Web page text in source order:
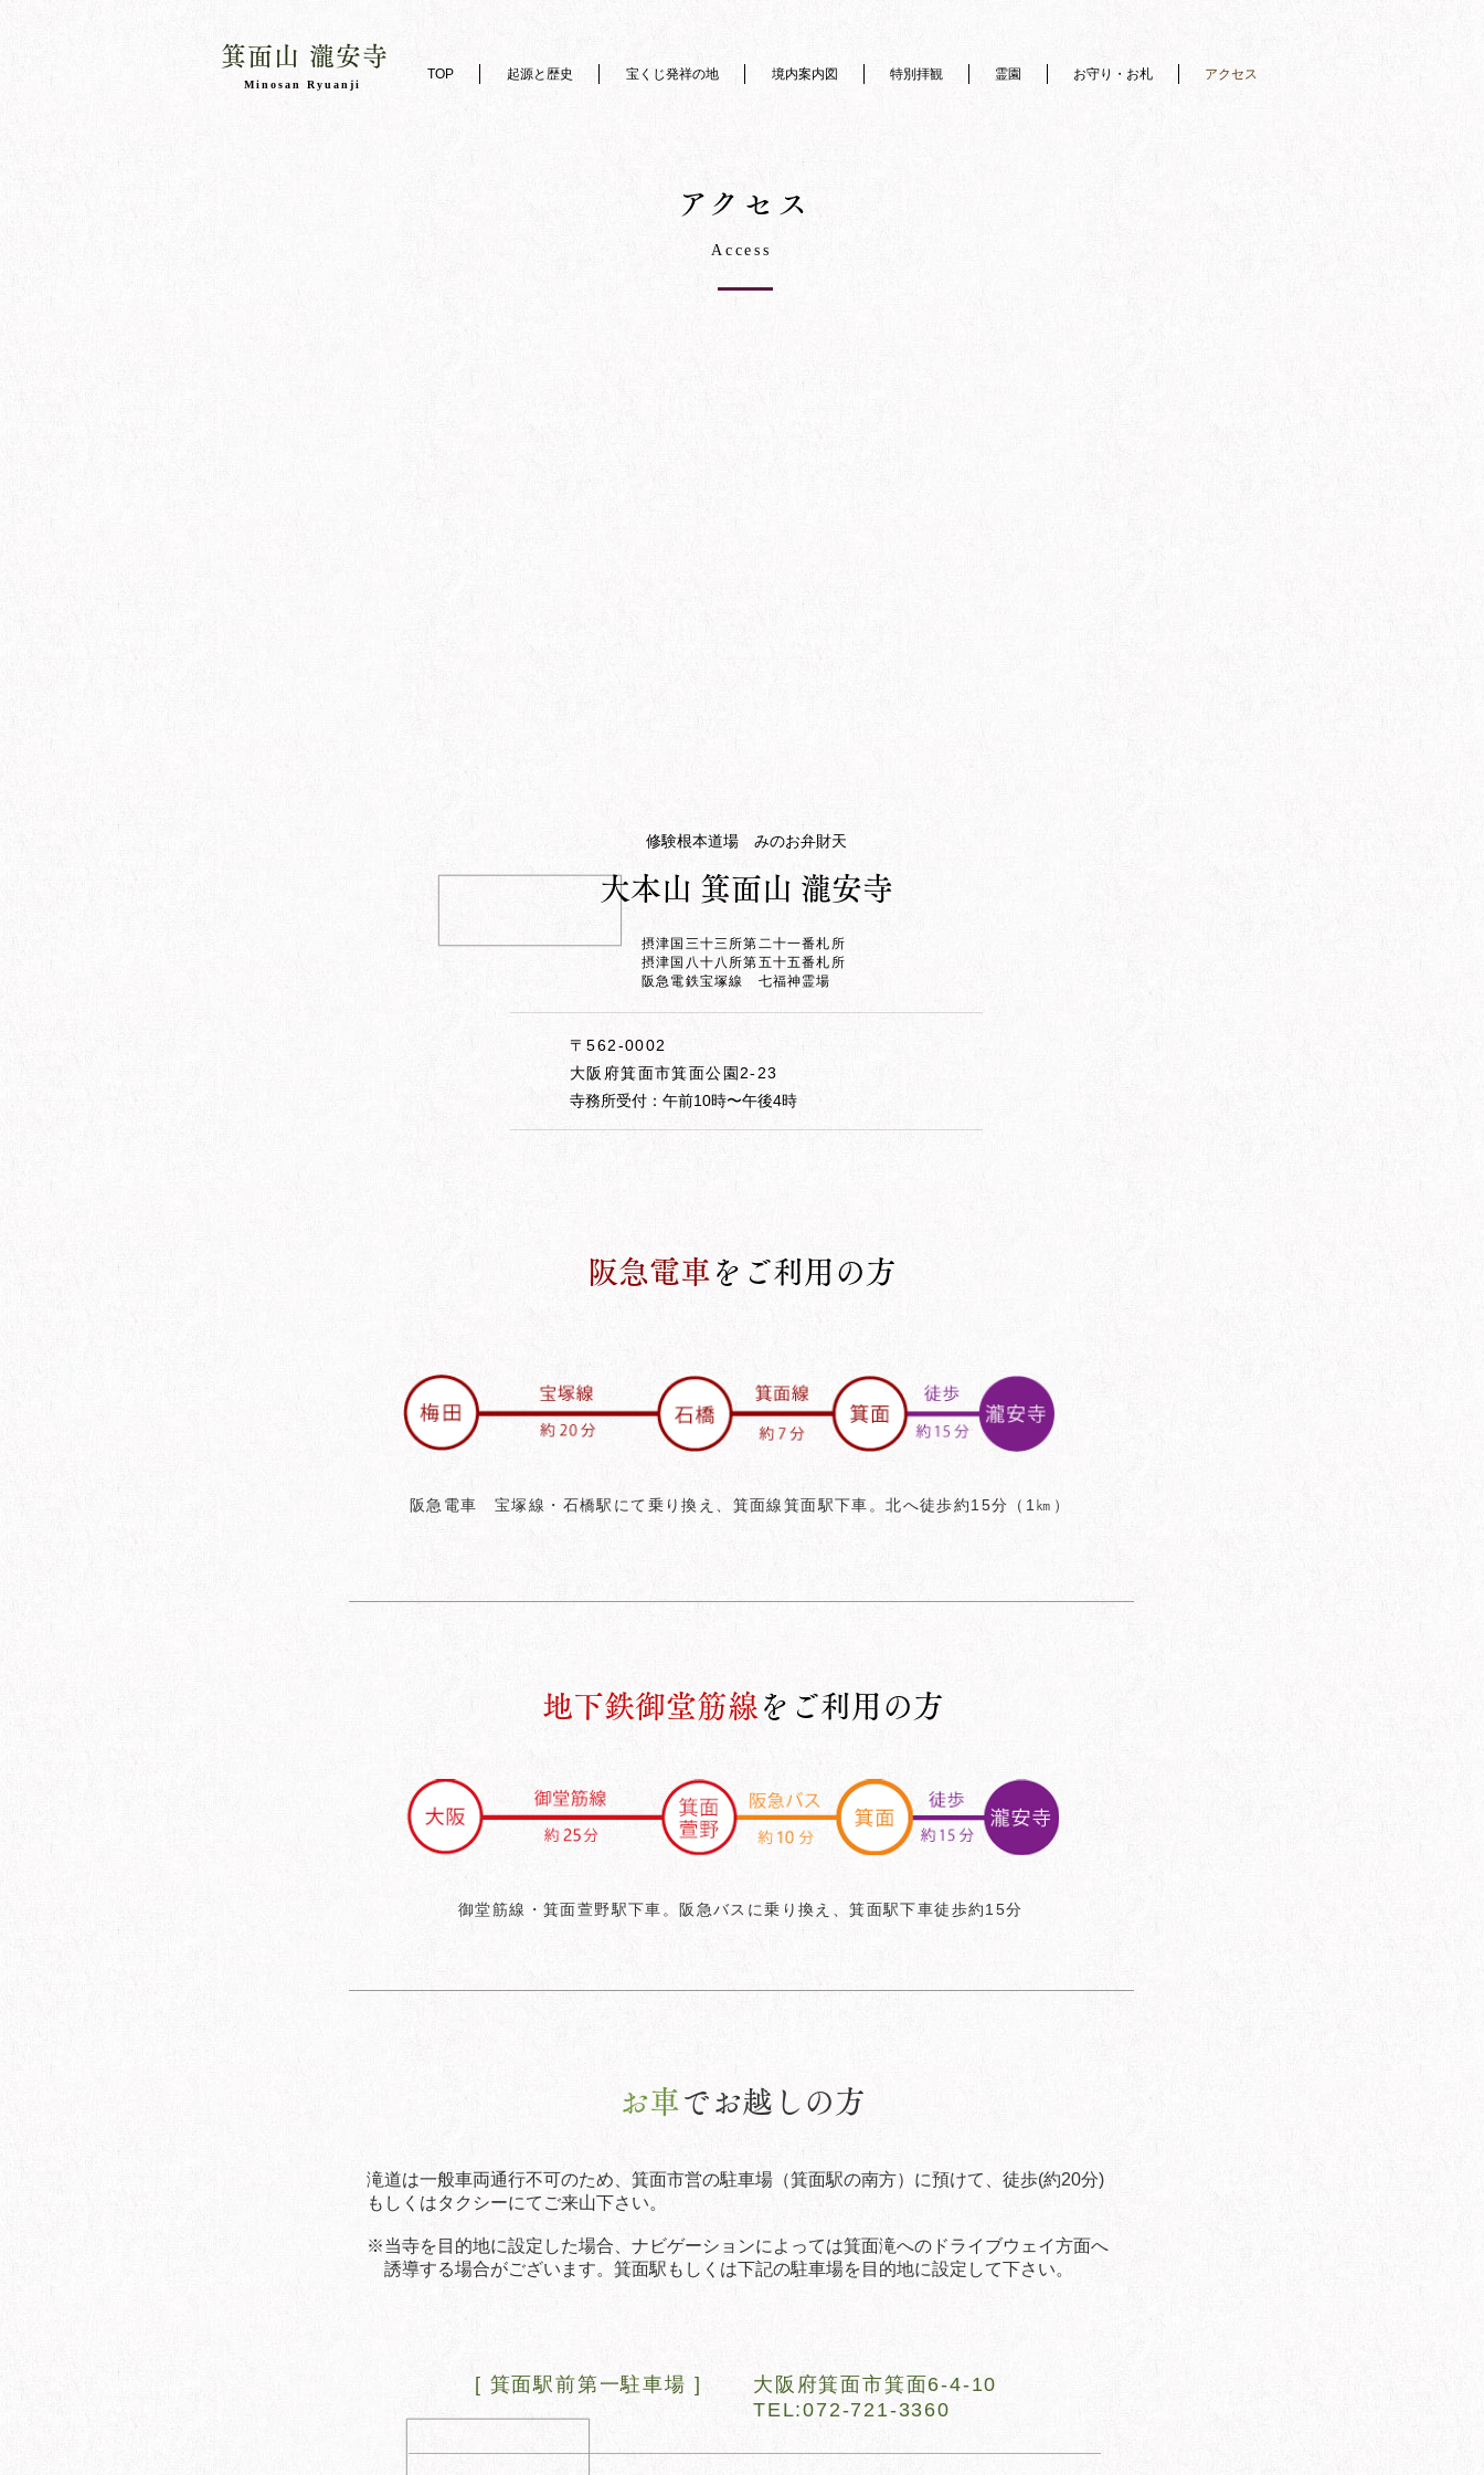
箕面山 瀧安寺
​Minosan Ryuanji
TOP 起源と歴史 宝くじ発祥の地 境内案内図 特別拝観 霊園 お守り・お札 アクセス
​アクセス
​Access
〒562-0002
大阪府箕面市箕面公園2-23
寺務所受付：​午前10時〜午後4時
摂津国三十三所第二十一番札所
摂津国八十八所第五十五番札所
阪急電鉄宝塚線 七福神霊場
​大本山 箕面山 瀧安寺
修験根本道場 みのお弁財天
阪急電車 をご利用の方
阪急電車 宝塚線・石橋駅にて乗り換え、箕面線箕面駅下車。北へ徒歩約15分（1㎞）
​地下鉄御堂筋線 をご利用の方
御堂筋線・箕面萱野駅下車。阪急バスに乗り換え、箕面駅下車徒歩約15分
お車でお越しの方
滝道は一般車両通行不可のため、箕面市営の駐車場（箕面駅の南方）に預けて、徒歩(約20分)
もしくはタクシーにてご来山下さい。
​※当寺を目的地に設定した場合、ナビゲーションによっては箕面滝へのドライブウェイ方面へ
誘導する場合がございます。箕面駅もしくは下記の駐車場を目的地に設定して下さい。
[ 箕面駅前第一駐車場 ]
TEL:072-721-3360
大阪府箕面市箕面6-4-10
​